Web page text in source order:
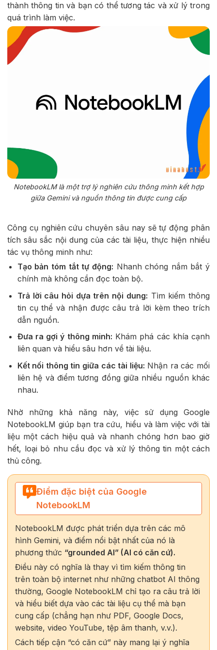
thành thông tin và bạn có thể tương tác và xử lý trong
quá trình làm việc.
NotebookLM là một trợ lý nghiên cứu thông minh kết hợp
giữa Gemini và nguồn thông tin được cung cấp
Công cụ nghiên cứu chuyên sâu nay sẽ tự động phân
tích sâu sắc nội dung của các tài liệu, thực hiện nhiều
tác vụ thông minh như:
Tạo bản tóm tắt tự động: Nhanh chóng nắm bắt ý
chính mà không cần đọc toàn bộ.
Trả lời câu hỏi dựa trên nội dung: Tìm kiếm thông
tin cụ thể và nhận được câu trả lời kèm theo trích
dẫn nguồn.
Đưa ra gợi ý thông minh: Khám phá các khía cạnh
liên quan và hiểu sâu hơn về tài liệu.
Kết nối thông tin giữa các tài liệu: Nhận ra các mối
liên hệ và điểm tương đồng giữa nhiều nguồn khác
nhau.
Nhờ những khả năng này, việc sử dụng Google
NotebookLM giúp bạn tra cứu, hiểu và làm việc với tài
liệu một cách hiệu quả và nhanh chóng hơn bao giờ
hết, loại bỏ nhu cầu đọc và xử lý thông tin một cách
thủ công.
Điểm đặc biệt của Google
NotebookLM
NotebookLM được phát triển dựa trên các mô
hình Gemini, và điểm nổi bật nhất của nó là
phương thức “grounded AI” (AI có căn cứ).
Điều này có nghĩa là thay vì tìm kiếm thông tin
trên toàn bộ internet như những chatbot AI thông
thường, Google NotebookLM chỉ tạo ra câu trả lời
và hiểu biết dựa vào các tài liệu cụ thể mà bạn
cung cấp (chẳng hạn như PDF, Google Docs,
website, video YouTube, tệp âm thanh, v.v.).
Cách tiếp cận “có căn cứ” này mang lại ý nghĩa